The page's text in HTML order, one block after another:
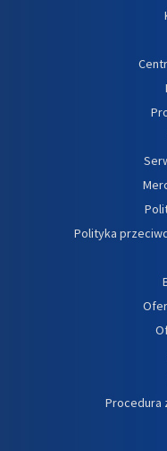
Polityka
Procedura